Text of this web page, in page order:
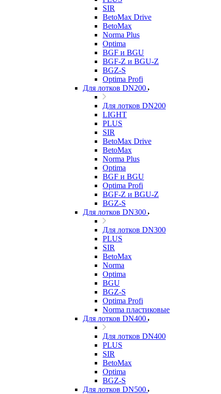
SIR
BetoMax Drive
BetoMax
Norma Plus
Optima
BGF и BGU
BGF-Z и BGU-Z
BGZ-S
Optima Profi
Для лотков DN200
Для лотков DN200
LIGHT
PLUS
SIR
BetoMax Drive
BetoMax
Norma Plus
Optima
BGF и BGU
Optima Profi
BGF-Z и BGU-Z
BGZ-S
Для лотков DN300
Для лотков DN300
PLUS
SIR
BetoMax
Norma
Optima
BGU
BGZ-S
Optima Profi
Norma пластиковые
Для лотков DN400
Для лотков DN400
PLUS
SIR
BetoMax
Optima
BGZ-S
Для лотков DN500